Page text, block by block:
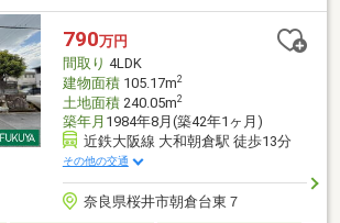
790万円
間取り 4LDK
建物面積105.17m2
土地面積240.05m2
築年月 1984年8月(築42年1ヶ月)
近鉄大阪線 大和朝倉駅 徒歩13分
その他の交通
奈良県桜井市朝倉台東７